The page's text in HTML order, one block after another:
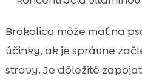
Brokolica môže mať na
účinky, ak je správne
stravy. Je dôležité